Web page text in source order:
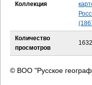
Коллекция
Количество
просмотров
© ВОО "Русское